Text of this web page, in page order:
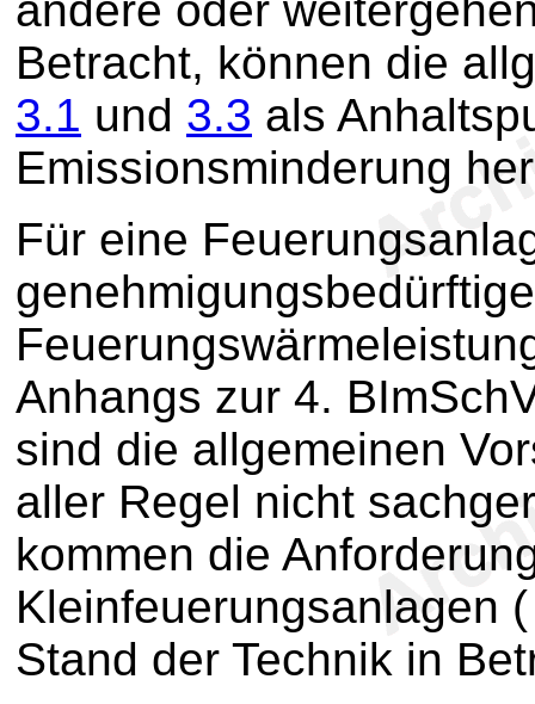
Betracht, können die
3.1 und 3.3 als
Emissionsminderung
Für eine
Anhangs zur 4.
sind die allgemeinen
aller Regel nicht
kommen die
Kleinfeuerungsanlagen
Stand der Technik in